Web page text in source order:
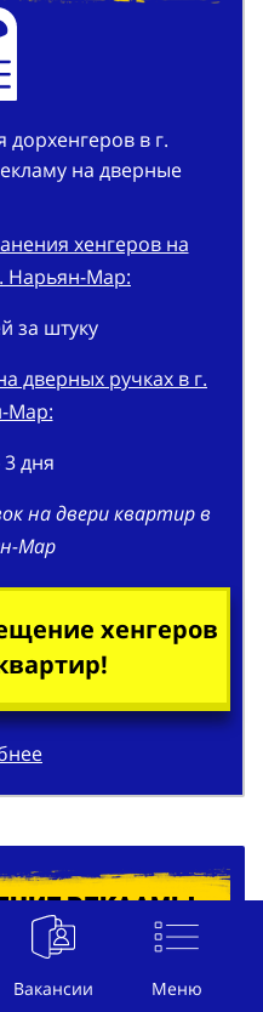
Вакансии Меню
в г.
на дверные
хенгеров на
за штуку
дверных ручках в г.
3 дня
на двери квартир в
хенгеров
рекламы
в г.
Мар